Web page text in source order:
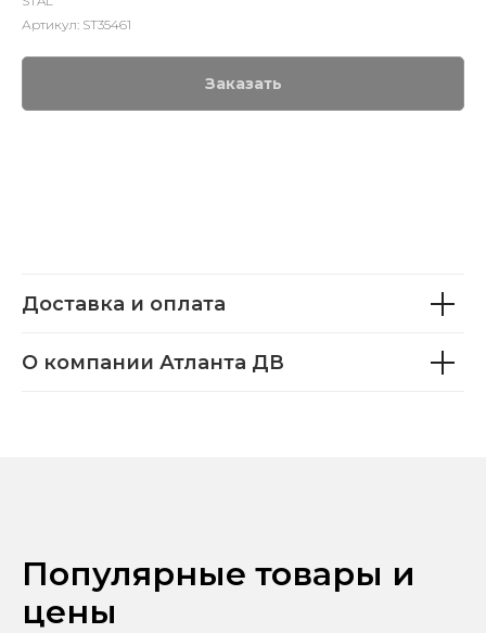
Артикул: ST35461
Заказать
Доставка и оплата
О компании Атланта ДВ
Популярные товары и
цены